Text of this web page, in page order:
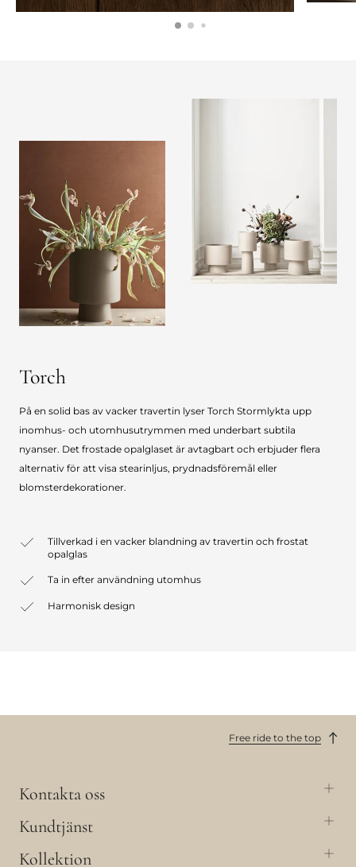
Torch
På en solid bas av vacker travertin lyser Torch Stormlykta upp
inomhus- och utomhusutrymmen med underbart subtila
nyanser. Det frostade opalglaset är avtagbart och erbjuder flera
alternativ för att visa stearinljus, prydnadsföremål eller
blomsterdekorationer.
Tillverkad i en vacker blandning av travertin och frostat
opalglas
Ta in efter användning utomhus
Harmonisk design
Free ride to the top
Kontakta oss
Kundtjänst
Kollektion